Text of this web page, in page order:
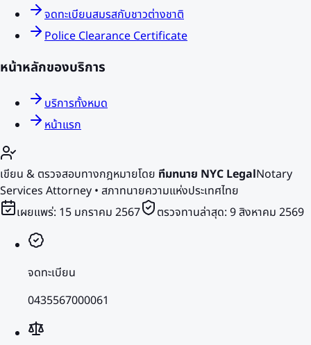
จดทะเบียนสมรสกับชาวต่างชาติ
Police Clearance Certificate
หน้าหลักของบริการ
บริการทั้งหมด
หน้าแรก
เขียน & ตรวจสอบทางกฎหมายโดย ทีมทนาย NYC LegalNotary
Services Attorney • สภาทนายความแห่งประเทศไทย
เผยแพร่: 15 มกราคม 2567 ตรวจทานล่าสุด: 9 สิงหาคม 2569
จดทะเบียน
0435567000061